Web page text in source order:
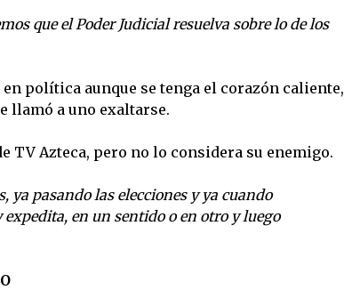
que el Poder Judicial resuelva sobre lo de los
política aunque se tenga el corazón caliente,
llamó a uno exaltarse.
TV Azteca, pero no lo considera su enemigo.
ya pasando las elecciones y ya cuando
en un sentido o en otro y luego